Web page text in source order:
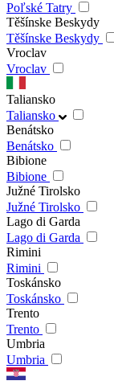
Poľské Tatry
Těšínske Beskydy
Těšínske Beskydy
Vroclav
Vroclav
Taliansko
Taliansko
Benátsko
Benátsko
Bibione
Bibione
Južné Tirolsko
Južné Tirolsko
Lago di Garda
Lago di Garda
Rimini
Rimini
Toskánsko
Toskánsko
Trento
Trento
Umbria
Umbria